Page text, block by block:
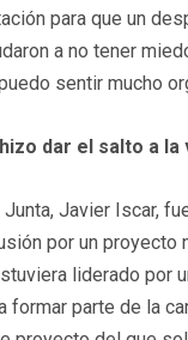
para que un
a no tener
sentir mucho
dar el salto a
Javier Iscar,
por un proyecto
liderado por
formar parte de la